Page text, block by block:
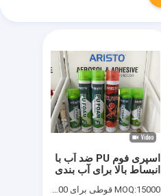
اسپری فوم PU ضد آب با
انبساط بالا برای آب بندی
MOQ:15000 قوطی برای OEM، 6000 قوطی برای برند Aristo